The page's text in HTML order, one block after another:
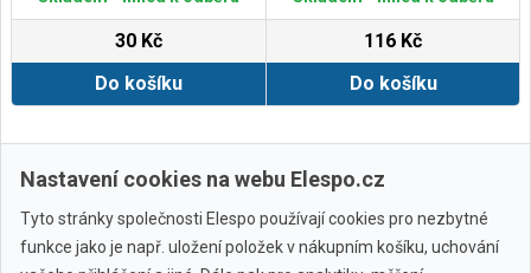
30 Kč
Do košíku
116 Kč
Do košíku
Zobrazit další
Nastavení cookies na webu Elespo.cz
Tyto stránky společnosti Elespo používají cookies pro nezbytné
funkce jako je např. uložení položek v nákupním košíku, uchování